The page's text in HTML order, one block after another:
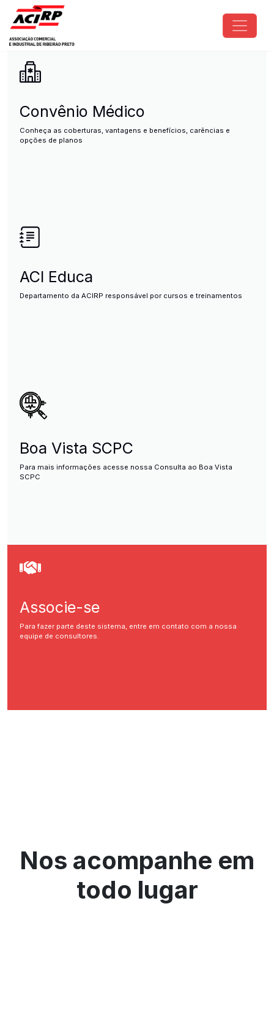
Pular para o conteúdo principal
ACIRP - Associação Comercial
Convênio Médico
Conheça as coberturas, vantagens e benefícios, carências e
opções de planos
ACI Educa
Departamento da ACIRP responsável por cursos e treinamentos
Boa Vista SCPC
Para mais informações acesse nossa Consulta ao Boa Vista
SCPC
Associe-se
Para fazer parte deste sistema, entre em contato com a nossa
equipe de consultores.
Nos acompanhe em
todo lugar